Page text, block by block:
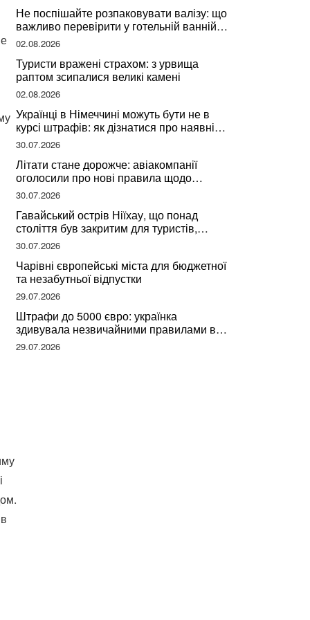
Не поспішайте розпаковувати валізу: що
важливо перевірити у готельній ванній
за словами досвідченої мандрівниці
02.08.2026
Туристи вражені страхом: з урвища
раптом зсипалися великі камені
02.08.2026
Українці в Німеччині можуть бути не в
курсі штрафів: як дізнатися про наявні
борги
30.07.2026
Літати стане дорожче: авіакомпанії
оголосили про нові правила щодо
вибору місць
30.07.2026
Гавайський острів Ніїхау, що понад
століття був закритим для туристів,
починає приймати перших відвідувачів
30.07.2026
Чарівні європейські міста для бюджетної
та незабутньої відпустки
29.07.2026
Штрафи до 5000 євро: українка
здивувала незвичайними правилами в
Німеччині та поділилася правдою
29.07.2026